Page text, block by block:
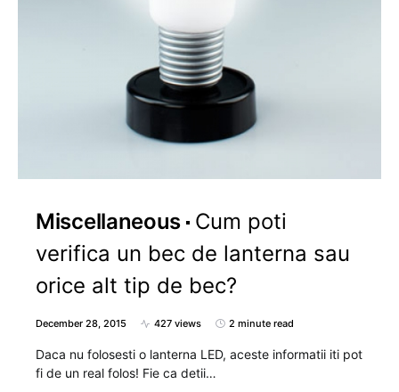
Miscellaneous Cum poti
verifica un bec de lanterna sau
orice alt tip de bec?
December 28, 2015 427 views 2 minute read
Daca nu folosesti o lanterna LED, aceste informatii iti pot
fi de un real folos! Fie ca detii…